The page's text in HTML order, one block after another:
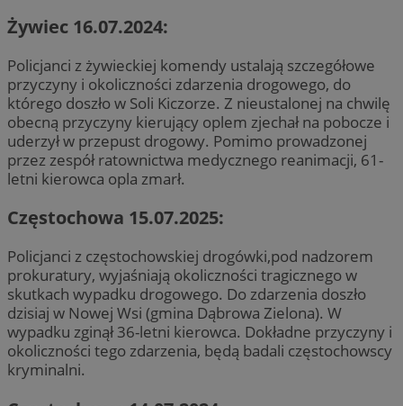
Żywiec 16.07.2024:
Policjanci z żywieckiej komendy ustalają szczegółowe
przyczyny i okoliczności zdarzenia drogowego, do
którego doszło w Soli Kiczorze. Z nieustalonej na chwilę
obecną przyczyny kierujący oplem zjechał na pobocze i
uderzył w przepust drogowy. Pomimo prowadzonej
przez zespół ratownictwa medycznego reanimacji, 61-
letni kierowca opla zmarł.
Częstochowa 15.07.2025:
Policjanci z częstochowskiej drogówki,pod nadzorem
prokuratury, wyjaśniają okoliczności tragicznego w
skutkach wypadku drogowego. Do zdarzenia doszło
dzisiaj w Nowej Wsi (gmina Dąbrowa Zielona). W
wypadku zginął 36-letni kierowca. Dokładne przyczyny i
okoliczności tego zdarzenia, będą badali częstochowscy
kryminalni.